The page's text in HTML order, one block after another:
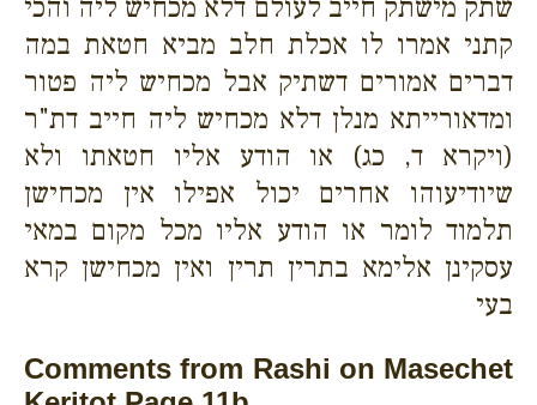
שתק מישתק חייב לעולם דלא מכחיש ליה והכי
קתני אמרו לו אכלת חלב מביא חטאת במה
דברים אמורים דשתיק אבל מכחיש ליה פטור
ומדאורייתא מנלן דלא מכחיש ליה חייב דת"ר
(ויקרא ד, כג) או הודע אליו חטאתו ולא
שיודיעוהו אחרים יכול אפילו אין מכחישן
תלמוד לומר או הודע אליו מכל מקום במאי
עסקינן אלימא בתרין תרין ואין מכחישן קרא
בעי
Comments from Rashi on Masechet